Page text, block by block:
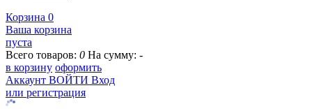
Корзина 0
Ваша корзина
пуста
Всего товаров: 0 На сумму: -
в корзину оформить
Аккаунт ВОЙТИ Вход
или регистрация